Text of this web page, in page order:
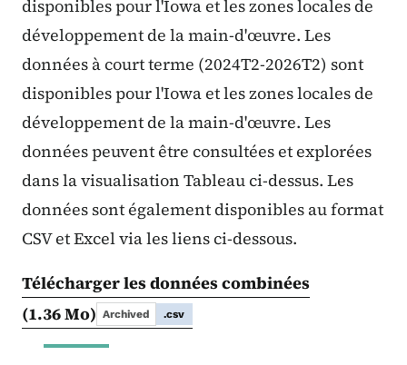
disponibles pour l'Iowa et les zones locales de
développement de la main-d'œuvre. Les
données à court terme (2024T2-2026T2) sont
disponibles pour l'Iowa et les zones locales de
développement de la main-d'œuvre. Les
données peuvent être consultées et explorées
dans la visualisation Tableau ci-dessus. Les
données sont également disponibles au format
CSV et Excel via les liens ci-dessous.
Télécharger les données combinées
(1.36 Mo) Archived .csv